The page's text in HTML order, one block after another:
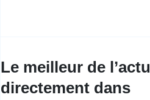
Le meilleur de l’actu
directement dans